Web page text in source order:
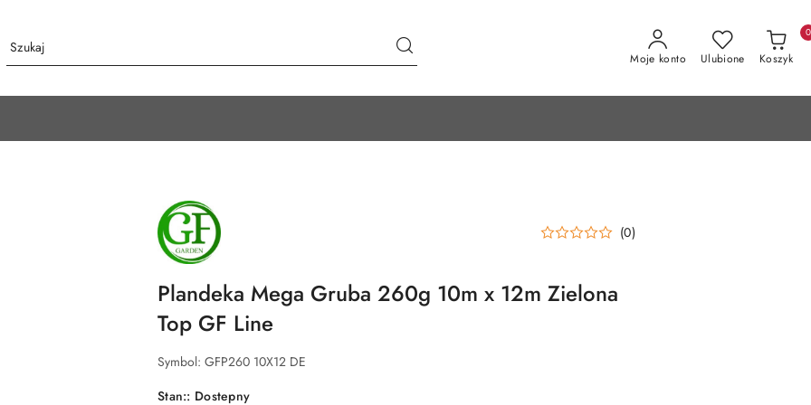
Moje konto Ulubione Koszyk
0
NAZWA
PRODUCENTA:
GF
GARDEN
(0)
Plandeka Mega Gruba 260g 10m x 12m Zielona
Top GF Line
Symbol: GFP260 10X12 DE
Stan:: Dostepny